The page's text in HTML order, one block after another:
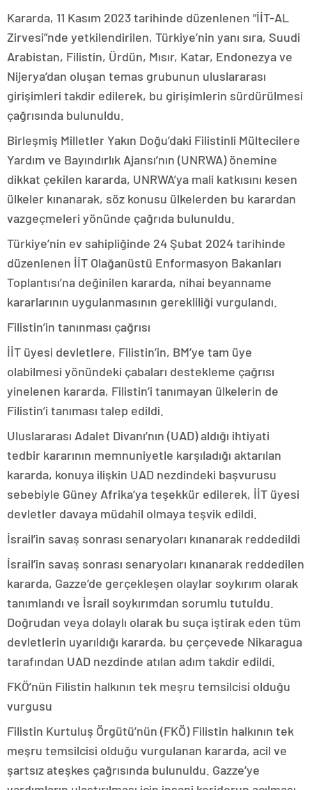
Kararda, 11 Kasım 2023 tarihinde düzenlenen “İİT-AL
Zirvesi”nde yetkilendirilen, Türkiye’nin yanı sıra, Suudi
Arabistan, Filistin, Ürdün, Mısır, Katar, Endonezya ve
Nijerya’dan oluşan temas grubunun uluslararası
girişimleri takdir edilerek, bu girişimlerin sürdürülmesi
çağrısında bulunuldu.
Birleşmiş Milletler Yakın Doğu’daki Filistinli Mültecilere
Yardım ve Bayındırlık Ajansı’nın (UNRWA) önemine
dikkat çekilen kararda, UNRWA’ya mali katkısını kesen
ülkeler kınanarak, söz konusu ülkelerden bu karardan
vazgeçmeleri yönünde çağrıda bulunuldu.
Türkiye’nin ev sahipliğinde 24 Şubat 2024 tarihinde
düzenlenen İİT Olağanüstü Enformasyon Bakanları
Toplantısı’na değinilen kararda, nihai beyanname
kararlarının uygulanmasının gerekliliği vurgulandı.
Filistin’in tanınması çağrısı
İİT üyesi devletlere, Filistin’in, BM’ye tam üye
olabilmesi yönündeki çabaları destekleme çağrısı
yinelenen kararda, Filistin’i tanımayan ülkelerin de
Filistin’i tanıması talep edildi.
Uluslararası Adalet Divanı’nın (UAD) aldığı ihtiyati
tedbir kararının memnuniyetle karşıladığı aktarılan
kararda, konuya ilişkin UAD nezdindeki başvurusu
sebebiyle Güney Afrika’ya teşekkür edilerek, İİT üyesi
devletler davaya müdahil olmaya teşvik edildi.
İsrail’in savaş sonrası senaryoları kınanarak reddedildi
İsrail’in savaş sonrası senaryoları kınanarak reddedilen
kararda, Gazze’de gerçekleşen olaylar soykırım olarak
tanımlandı ve İsrail soykırımdan sorumlu tutuldu.
Doğrudan veya dolaylı olarak bu suça iştirak eden tüm
devletlerin uyarıldığı kararda, bu çerçevede Nikaragua
tarafından UAD nezdinde atılan adım takdir edildi.
FKÖ’nün Filistin halkının tek meşru temsilcisi olduğu
vurgusu
Filistin Kurtuluş Örgütü’nün (FKÖ) Filistin halkının tek
meşru temsilcisi olduğu vurgulanan kararda, acil ve
şartsız ateşkes çağrısında bulunuldu. Gazze’ye